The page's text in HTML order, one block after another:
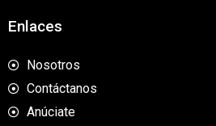
Enlaces
Nosotros
Contáctanos
Anúciate